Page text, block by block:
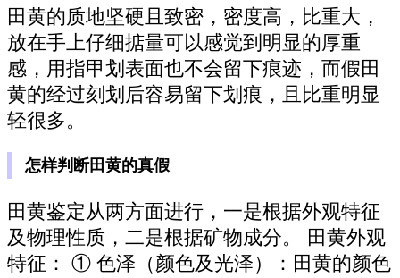
田黄的质地坚硬且致密，密度高，比重大，
放在手上仔细掂量可以感觉到明显的厚重
感，用指甲划表面也不会留下痕迹，而假田
黄的经过刻划后容易留下划痕，且比重明显
轻很多。
怎样判断田黄的真假
田黄鉴定从两方面进行，一是根据外观特征
及物理性质，二是根据矿物成分。 田黄外观
特征： ① 色泽（颜色及光泽）：田黄的颜色